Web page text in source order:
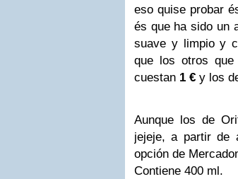
eso quise probar
és que ha sido un
suave y limpio y
que los otros que
cuestan 1 € y los
Aunque los de
jejeje, a partir de
opción de
Contiene 400 ml.